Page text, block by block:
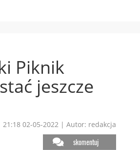
Piknik
jeszcze
21:18 02-05-2022 | Autor: redakcja
skomentuj